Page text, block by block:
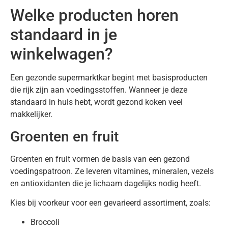
Welke producten horen
standaard in je
winkelwagen?
Een gezonde supermarktkar begint met basisproducten
die rijk zijn aan voedingsstoffen. Wanneer je deze
standaard in huis hebt, wordt gezond koken veel
makkelijker.
Groenten en fruit
Groenten en fruit vormen de basis van een gezond
voedingspatroon. Ze leveren vitamines, mineralen, vezels
en antioxidanten die je lichaam dagelijks nodig heeft.
Kies bij voorkeur voor een gevarieerd assortiment, zoals:
Broccoli